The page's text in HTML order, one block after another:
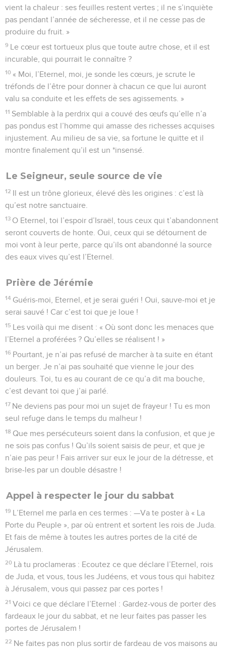
vient la chaleur : ses feuilles restent vertes ; il ne s’inquiète
pas pendant l’année de sécheresse, et il ne cesse pas de
produire du fruit. »
9 Le cœur est tortueux plus que toute autre chose, et il est
incurable, qui pourrait le connaître ?
10 « Moi, l’Eternel, moi, je sonde les cœurs, je scrute le
tréfonds de l’être pour donner à chacun ce que lui auront
valu sa conduite et les effets de ses agissements. »
11 Semblable à la perdrix qui a couvé des œufs qu’elle n’a
pas pondus est l’homme qui amasse des richesses acquises
injustement. Au milieu de sa vie, sa fortune le quitte et il
montre finalement qu’il est un *insensé.
Le Seigneur, seule source de vie
12 Il est un trône glorieux, élevé dès les origines : c’est là
qu’est notre sanctuaire.
13 O Eternel, toi l’espoir d’Israël, tous ceux qui t’abandonnent
seront couverts de honte. Oui, ceux qui se détournent de
moi vont à leur perte, parce qu’ils ont abandonné la source
des eaux vives qu’est l’Eternel.
Prière de Jérémie
14 Guéris-moi, Eternel, et je serai guéri ! Oui, sauve-moi et je
serai sauvé ! Car c’est toi que je loue !
15 Les voilà qui me disent : « Où sont donc les menaces que
l’Eternel a proférées ? Qu’elles se réalisent ! »
16 Pourtant, je n’ai pas refusé de marcher à ta suite en étant
un berger. Je n’ai pas souhaité que vienne le jour des
douleurs. Toi, tu es au courant de ce qu’a dit ma bouche,
c’est devant toi que j’ai parlé.
17 Ne deviens pas pour moi un sujet de frayeur ! Tu es mon
seul refuge dans le temps du malheur !
18 Que mes persécuteurs soient dans la confusion, et que je
ne sois pas confus ! Qu’ils soient saisis de peur, et que je
n’aie pas peur ! Fais arriver sur eux le jour de la détresse, et
brise-les par un double désastre !
Appel à respecter le jour du sabbat
19 L’Eternel me parla en ces termes : —Va te poster à « La
Porte du Peuple », par où entrent et sortent les rois de Juda.
Et fais de même à toutes les autres portes de la cité de
Jérusalem.
20 Là tu proclameras : Ecoutez ce que déclare l’Eternel, rois
de Juda, et vous, tous les Judéens, et vous tous qui habitez
à Jérusalem, vous qui passez par ces portes !
21 Voici ce que déclare l’Eternel : Gardez-vous de porter des
fardeaux le jour du sabbat, et ne leur faites pas passer les
portes de Jérusalem !
22 Ne faites pas non plus sortir de fardeau de vos maisons au